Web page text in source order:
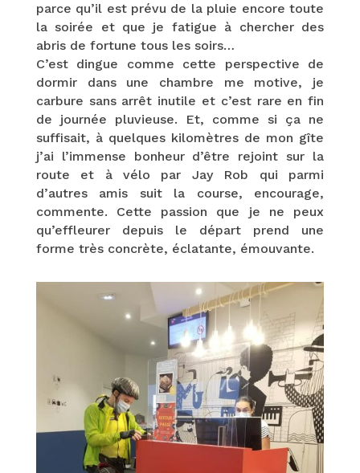
parce qu’il est prévu de la pluie encore toute
la soirée et que je fatigue à chercher des
abris de fortune tous les soirs…
C’est dingue comme cette perspective de
dormir dans une chambre me motive, je
carbure sans arrêt inutile et c’est rare en fin
de journée pluvieuse. Et, comme si ça ne
suffisait, à quelques kilomètres de mon gîte
j’ai l’immense bonheur d’être rejoint sur la
route et à vélo par Jay Rob qui parmi
d’autres amis suit la course, encourage,
commente. Cette passion que je ne peux
qu’effleurer depuis le départ prend une
forme très concrète, éclatante, émouvante.